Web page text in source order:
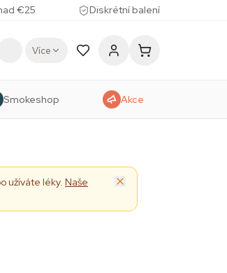
€25 Diskrétní balení
Více
Smokeshop Akce
užíváte léky. Naše